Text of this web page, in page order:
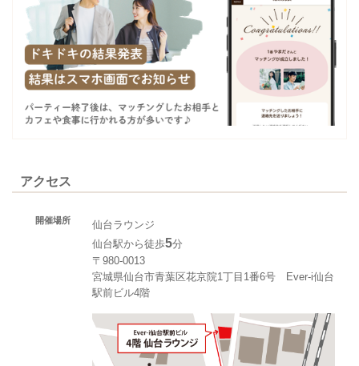
アクセス
開催場所
仙台ラウンジ
仙台駅から徒歩5分
〒980-0013
宮城県仙台市青葉区花京院1丁目1番6号 Ever-i仙台
駅前ビル4階